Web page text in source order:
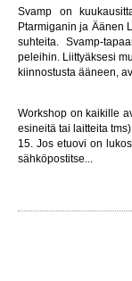
Svamp on
Ptarmiganin ja Äänen
suhteita. Svamp-
peleihin. Liittyäksesi
kiinnostusta ääneen,
Workshop on kaikille
esineitä tai laitteita
15. Jos etuovi on
sähköpostitse...